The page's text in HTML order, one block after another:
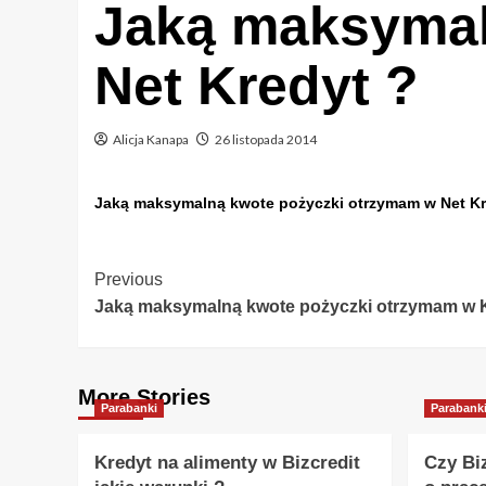
Jaką
Net Kredyt ?
Alicja Kanapa 26 listopada 2014
Jaką maksymalną kwote pożyczki otrzymam w Net
Post
Navigation
Previous
Jaką maksymalną kwote pożyczki otrzymam w
More Stories
Parabanki
Kredyt na alimenty w Bizcredit
Parabanki
Czy